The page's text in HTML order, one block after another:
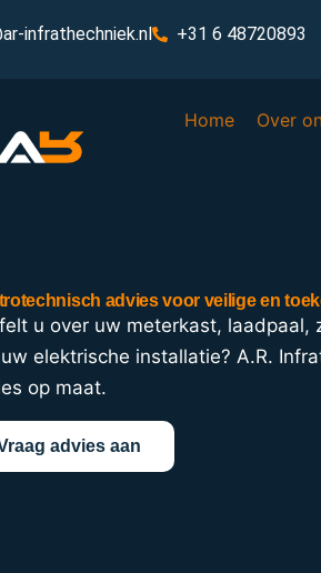
infrathechniek.nl +31 6 48720893
Home Over
advies voor veilige en
u over uw meterkast, laadpaal,
elektrische installatie? A.R.
op maat.
advies aan